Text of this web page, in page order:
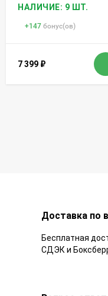
НАЛИЧИЕ: 9 ШТ.
+147 бонус(ов)
7 399 ₽
Доставка по
Бесплатная
СДЭК и